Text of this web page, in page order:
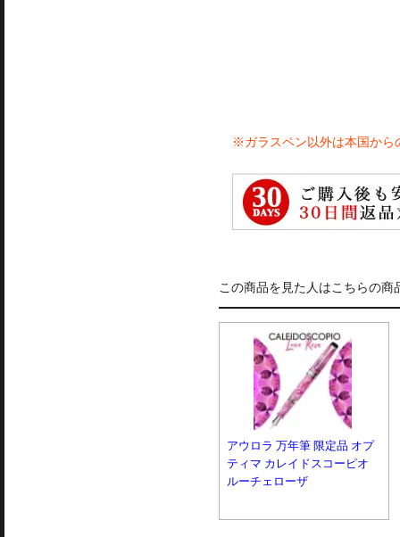
※ガラスペン以外は本国から
この商品を見た人はこちらの商
アウロラ 万年筆 限定品 オプ
ティマ カレイドスコーピオ
ルーチェローザ